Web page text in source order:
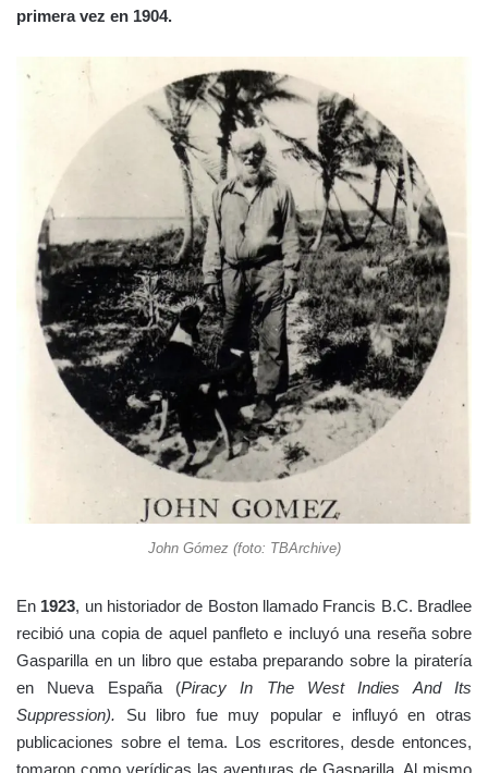
primera vez en 1904.
John Gómez (foto: TBArchive)
En 1923, un historiador de Boston llamado Francis B.C. Bradlee
recibió una copia de aquel panfleto e incluyó una reseña sobre
Gasparilla en un libro que estaba preparando sobre la piratería
en Nueva España (Piracy In The West Indies And Its
Suppression). Su libro fue muy popular e influyó en otras
publicaciones sobre el tema. Los escritores, desde entonces,